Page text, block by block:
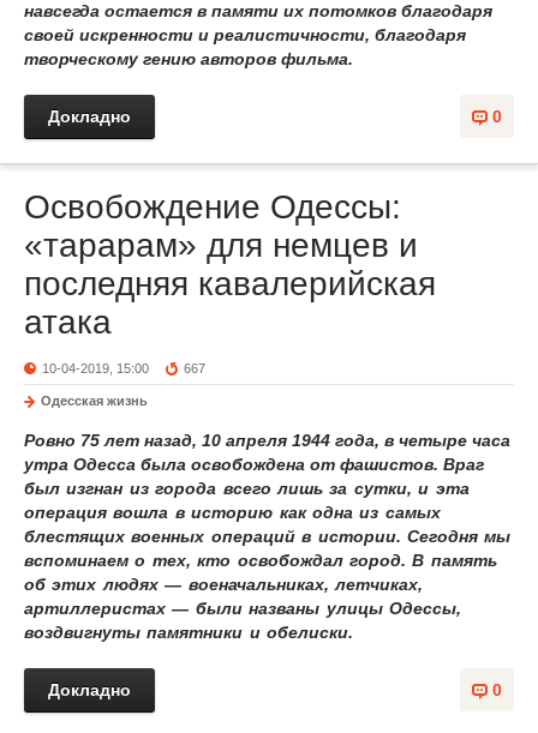
навсегда остается в памяти их потомков благодаря
своей искренности и реалистичности, благодаря
творческому гению авторов фильма.
0
Докладно
Освобождение Одессы:
«тарарам» для немцев и
последняя кавалерийская
атака
10-04-2019, 15:00 667
Одесская жизнь
Ровно 75 лет назад, 10 апреля 1944 года, в четыре часа
утра Одесса была освобождена от фашистов. Враг
был изгнан из города всего лишь за сутки, и эта
операция вошла в историю как одна из самых
блестящих военных операций в истории. Сегодня мы
вспоминаем о тех, кто освобождал город. В память
об этих людях — военачальниках, летчиках,
артиллеристах — были названы улицы Одессы,
воздвигнуты памятники и обелиски.
0
Докладно